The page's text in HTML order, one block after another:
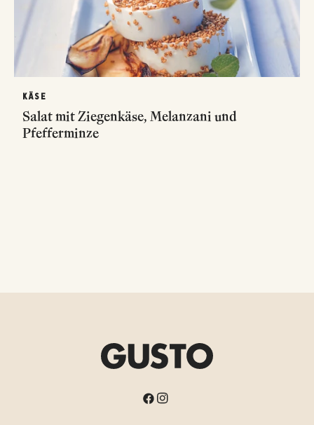
KÄSE
Salat mit Ziegenkäse, Melanzani und
Pfefferminze